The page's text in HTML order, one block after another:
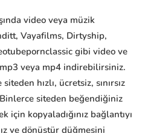
video veya müzik
Vayafilms, Dirtyship,
gibi video ve
veya mp4 indirebilirsiniz.
hızlı, ücretsiz, sınırsız
siteden beğendiğiniz
kopyaladığınız bağlantıyı
ve dönüştür düğmesini